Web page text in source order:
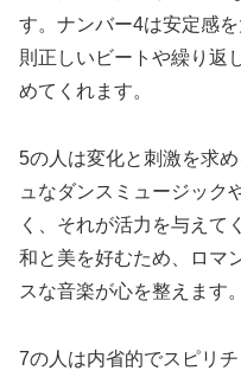
す。ナンバー4は安定感
則正しいビートや繰り返
めてくれます。
5の人は変化と刺激を求
ュなダンスミュージック
く、それが活力を与えて
和と美を好むため、ロマ
スな音楽が心を整えます。
7の人は内省的でスピリ